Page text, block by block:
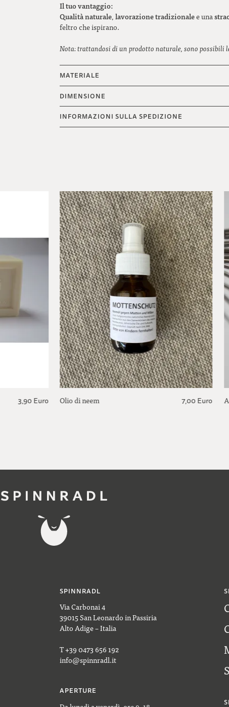
Il tuo vantaggio:
Qualità naturale,lavorazione tradizionalee una
feltro che ispirano.
Nota: trattandosi di un prodotto naturale, sono possibili
MATERIALE
DIMENSIONE
INFORMAZIONI SULLA SPEDIZIONE
3,90 Euro Olio di neem 7,00 Euro
SPINNRADL
Via Carbonai 4
39015 San Leonardo in Passiria
Alto Adige – Italia
T +39 0473 656 192
info@spinnradl.it
APERTURE